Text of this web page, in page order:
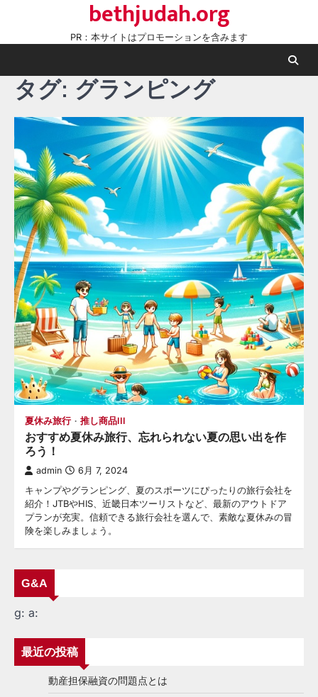
content
bethjudah.org
PR：本サイトはプロモーションを含みます
タグ: グランピング
夏休み旅行 推し商品III
おすすめ夏休み旅行、忘れられない夏の思い出を作
ろう！
admin 6月 7, 2024
キャンプやグランピング、夏のスポーツにぴったりの旅行会社を
紹介！JTBやHIS、近畿日本ツーリストなど、最新のアウトドア
プランが充実。信頼できる旅行会社を選んで、素敵な夏休みの冒
険を楽しみましょう。
G&A
g: a:
最近の投稿
動産担保融資の問題点とは